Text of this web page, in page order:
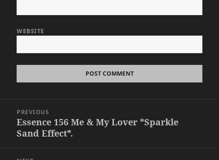
WEBSITE
navigation
PREVIOUS
Previous
post:
Essence 156 Me & My Lover *Sparkle
Sand Effect*.